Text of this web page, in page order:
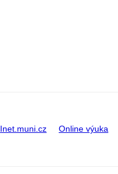
Inet.muni.cz Online výuka